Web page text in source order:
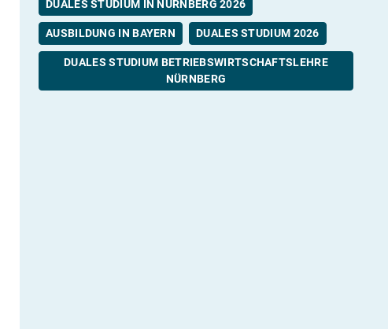
DUALES STUDIUM IN NÜRNBERG 2026
AUSBILDUNG IN BAYERN DUALES STUDIUM 2026
DUALES STUDIUM BETRIEBSWIRTSCHAFTSLEHRE
NÜRNBERG